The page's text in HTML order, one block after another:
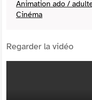
Animation ado /
Cinéma
Regarder la vidéo